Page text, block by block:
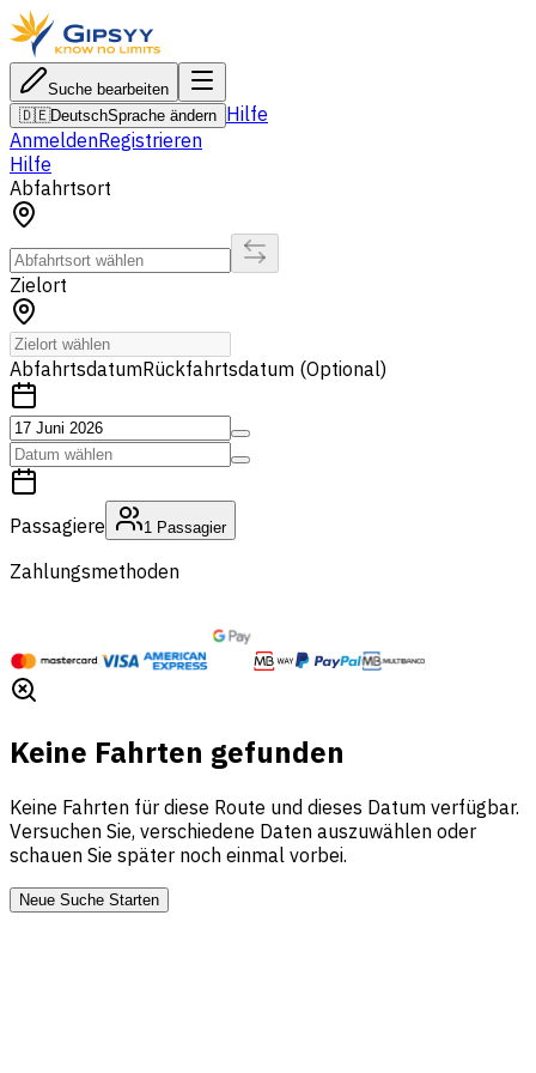
Suche bearbeiten
🇩🇪DeutschSprache ändern Hilfe
AnmeldenRegistrieren
Hilfe
Abfahrtsort
Zielort
AbfahrtsdatumRückfahrtsdatum (Optional)
Passagiere 1 Passagier
Zahlungsmethoden
Keine Fahrten gefunden
Keine Fahrten für diese Route und dieses Datum verfügbar.
Versuchen Sie, verschiedene Daten auszuwählen oder
schauen Sie später noch einmal vorbei.
Neue Suche Starten